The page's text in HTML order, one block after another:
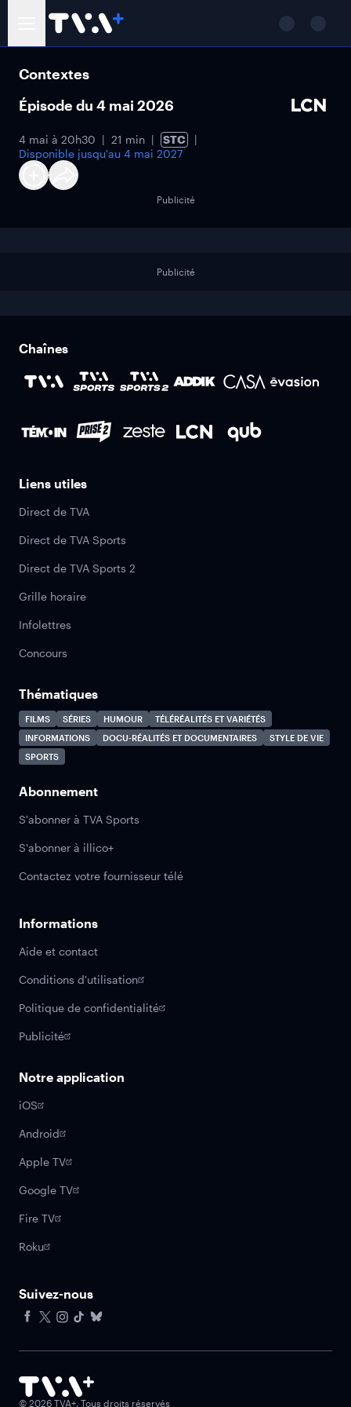
Contextes
Épisode du 4 mai 2026
4 mai à 20h30 21 min
STC
Disponible jusqu'au 4 mai 2027
Publicité
Publicité
Chaînes
Liens utiles
Direct de TVA
Direct de TVA Sports
Direct de TVA Sports 2
Grille horaire
Infolettres
Concours
Thématiques
FILMS SÉRIES HUMOUR
TÉLÉRÉALITÉS ET VARIÉTÉS
INFORMATIONS
DOCU-RÉALITÉS ET DOCUMENTAIRES
STYLE DE VIE
SPORTS
Abonnement
S'abonner à TVA Sports
S'abonner à illico+
Contactez votre fournisseur télé
Informations
Aide et contact
Conditions d'utilisation
Politique de confidentialité
Publicité
Notre application
iOS
Android
Apple TV
Google TV
Fire TV
Roku
Suivez-nous
© 2026 TVA+. Tous droits réservés